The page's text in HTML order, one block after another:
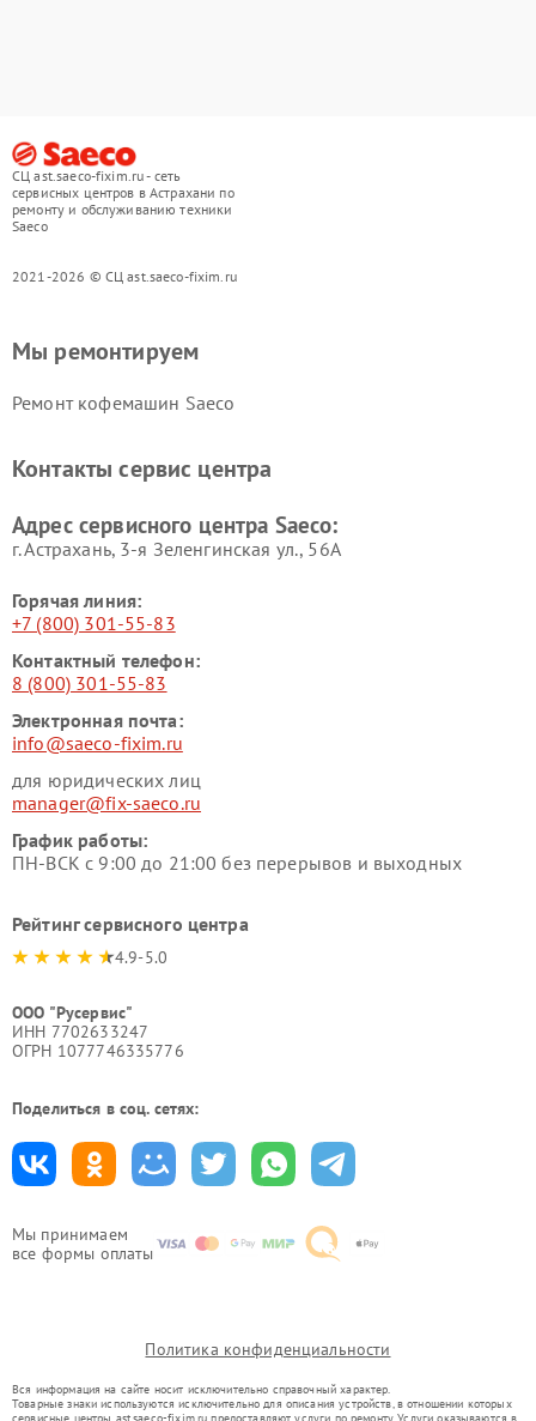
СЦ ast.saeco-fixim.ru - сеть
сервисных центров в Астрахани по
ремонту и обслуживанию техники
Saeco
2021-2026 © СЦ ast.saeco-fixim.ru
Мы принимаем
все формы оплаты
Мы ремонтируем
Ремонт кофемашин Saeco
Контакты сервис центра
Адрес сервисного центра Saeco:
г. Астрахань, 3-я Зеленгинская ул., 56А
Горячая линия:
+7 (800) 301-55-83
Контактный телефон:
8 (800) 301-55-83
Электронная почта:
info@saeco-fixim.ru
для юридических лиц
manager@fix-saeco.ru
График работы:
ПН-ВСК с 9:00 до 21:00 без перерывов и выходных
Рейтинг сервисного центра
4.9-5.0
ООО "Русервис"
ИНН 7702633247
ОГРН 1077746335776
Поделиться в соц. сетях:
Политика конфиденциальности
Вся информация на сайте носит исключительно справочный характер.
Товарные знаки используются исключительно для описания устройств, в отношении которых